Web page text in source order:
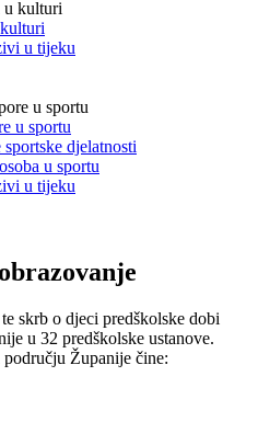
u tijeku
u sportu
sportske djelatnosti
u sportu
u tijeku
skrb o djeci predškolske dobi
u 32 predškolske ustanove.
Županije čine: